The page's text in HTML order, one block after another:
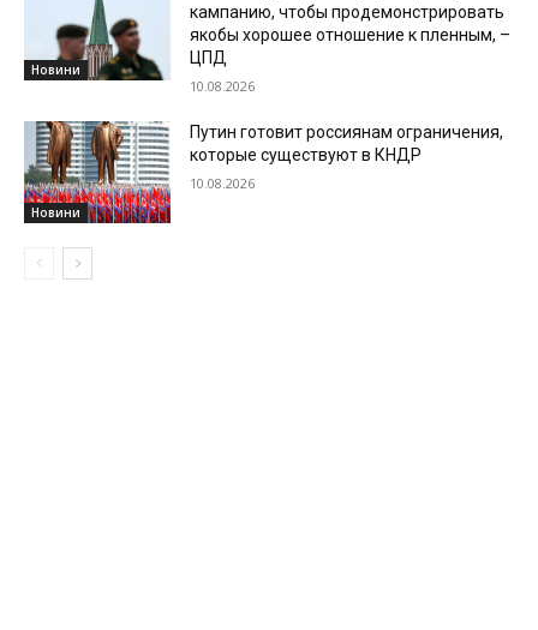
Новини
кампанию, чтобы продемонстрировать
якобы хорошее отношение к пленным, –
ЦПД
10.08.2026
Новини
Путин готовит россиянам ограничения,
которые существуют в КНДР
10.08.2026